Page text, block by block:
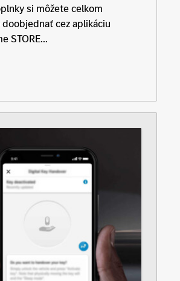
si môžete celkom
cez aplikáciu
STORE...